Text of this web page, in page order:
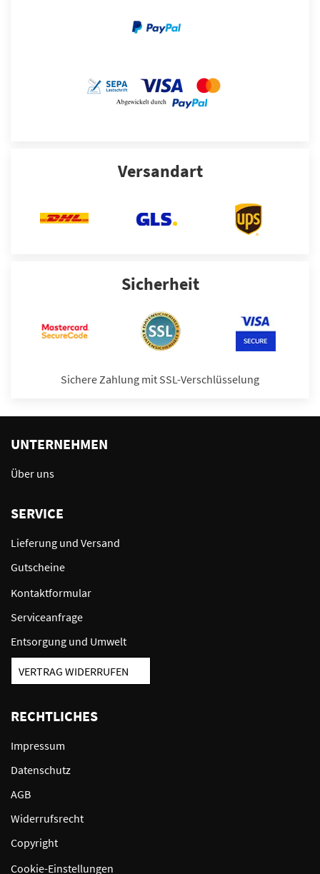
Versandart
Sicherheit
Sichere Zahlung mit SSL-Verschlüsselung
UNTERNEHMEN
Über uns
SERVICE
Lieferung und Versand
Gutscheine
Kontaktformular
Serviceanfrage
Entsorgung und Umwelt
VERTRAG WIDERRUFEN
RECHTLICHES
Impressum
Datenschutz
AGB
Widerrufsrecht
Copyright
Cookie-Einstellungen